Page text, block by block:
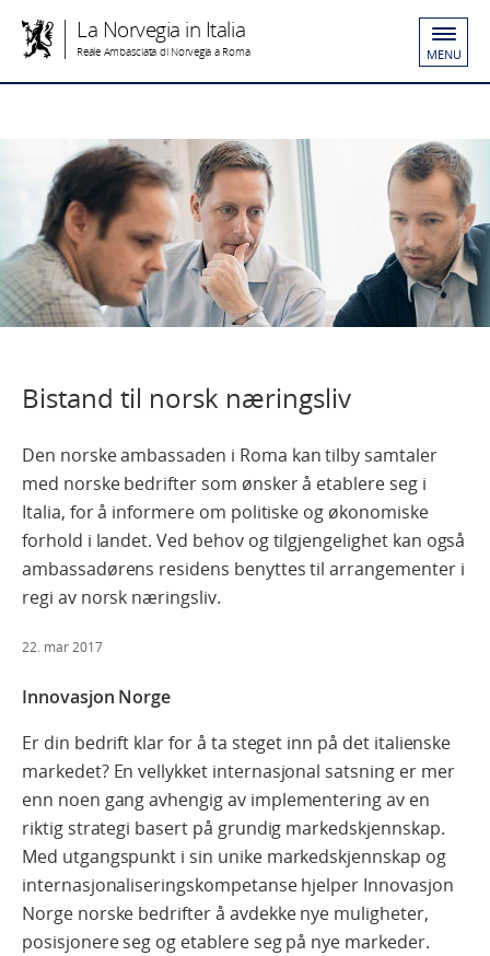
La Norvegia in Italia
Reale Ambasciata di Norvegia a Roma MENU
Bistand til norsk næringsliv
Den norske ambassaden i Roma kan tilby samtaler
med norske bedrifter som ønsker å etablere seg i
Italia, for å informere om politiske og økonomiske
forhold i landet. Ved behov og tilgjengelighet kan også
ambassadørens residens benyttes til arrangementer i
regi av norsk næringsliv.
22. mar 2017
Innovasjon Norge
Er din bedrift klar for å ta steget inn på det italienske
markedet? En vellykket internasjonal satsning er mer
enn noen gang avhengig av implementering av en
riktig strategi basert på grundig markedskjennskap.
Med utgangspunkt i sin unike markedskjennskap og
internasjonaliseringskompetanse hjelper Innovasjon
Norge norske bedrifter å avdekke nye muligheter,
posisjonere seg og etablere seg på nye markeder.